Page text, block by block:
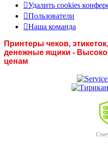
Удалить cookies
Пользователи
Наша команда
Принтеры чеков,
денежные ящики -
ценам